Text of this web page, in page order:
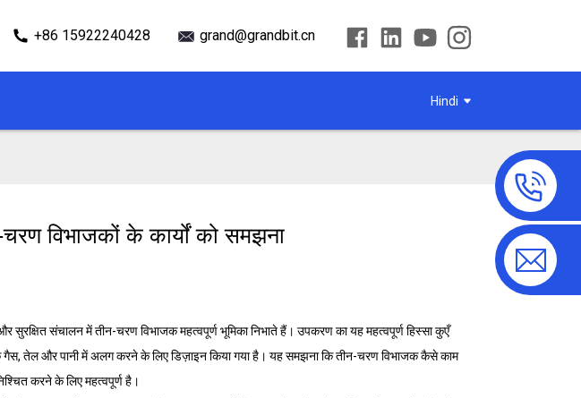
+86 15922240428 grand@grandbit.cn
Hindi
विभाजकों के कार्यों को समझना
संचालन में तीन-चरण विभाजक महत्वपूर्ण भूमिका निभाते हैं। उपकरण का यह महत्वपूर्ण हिस्सा कुएँ
गैस, तेल और पानी में अलग करने के लिए डिज़ाइन किया गया है। यह समझना कि तीन-चरण विभाजक कैसे काम
करने के लिए महत्वपूर्ण है।